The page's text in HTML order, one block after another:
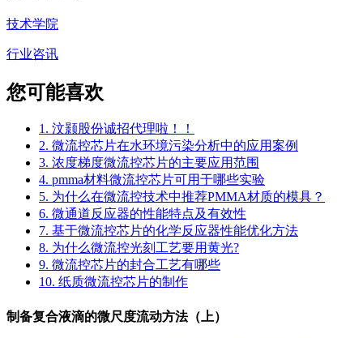
技术学院
行业咨讯
您可能喜欢
1. 汶颢股份诚招代理啦！！
2. 微流控芯片在水环境污染分析中的应用案例
3. 浓度梯度微流控芯片的主要应用范围
4. pmma材料微流控芯片可用于哪些实验
5. 为什么在微流控技术中推荐PMMA材质的模具？
6. 微通道反应器的性能特点及有效性
7. 基于微流控芯片的化学反应器性能优化方法
8. 为什么微流控光刻工艺要用黄光?
9. 微流控芯片的封合工艺有哪些
10. 纸质微流控芯片的制作
制备复合液滴的微尺度流动方法（上）